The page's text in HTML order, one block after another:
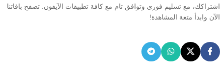
اشتراكك، مع تسليم فوري وتوافق تام مع كافة تطبيقات الآيفون. تصفح باقاتنا
الآن وابدأ متعة المشاهدة!